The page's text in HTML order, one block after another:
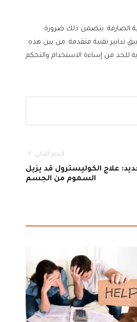
الصارمة. يتضمن ذلك ضرورة
تدابير تقنية متقدمة. من بين هذه
للحد من إساءة الاستخدام والتحكم
الخبر التالي
علاج الكوليسترول قد يزيل
السموم من الجسم